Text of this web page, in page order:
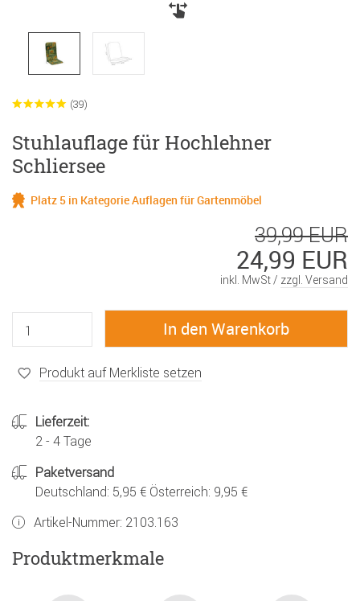
(39)
Stuhlauflage für Hochlehner
Schliersee
Platz 5 in Kategorie Auflagen für Gartenmöbel
39,99 EUR
24,99 EUR
inkl. MwSt / zzgl. Versand
Produkt auf Merkliste setzen
Lieferzeit:
2 - 4 Tage
Paketversand
Deutschland: 5,95 € Österreich: 9,95 €
Artikel-Nummer: 2103.163
Produktmerkmale